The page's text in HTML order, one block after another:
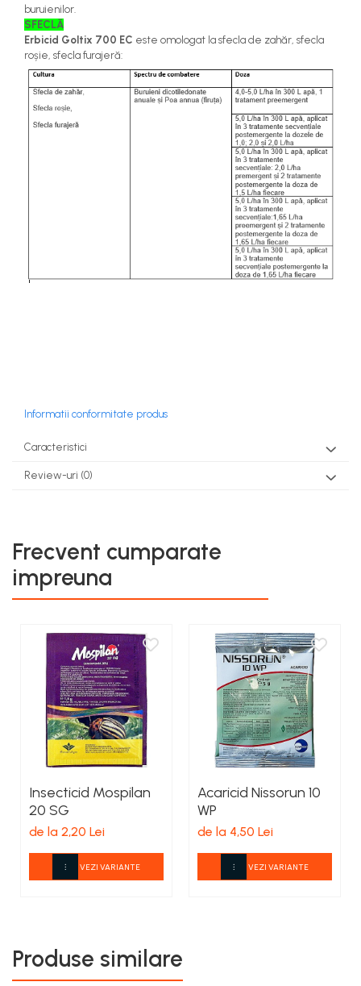
buruienilor.
SFECLĂ
Erbicid Goltix 700 EC este omologat la sfecla de zahăr, sfecla
roșie, sfecla furajeră:
Informatii conformitate produs
Caracteristici
Review-uri (0)
Frecvent cumparate
impreuna
Insecticid Mospilan
20 SG
de la 2,20 Lei
VEZI VARIANTE
Acaricid Nissorun 10
WP
de la 4,50 Lei
VEZI VARIANTE
Produse similare